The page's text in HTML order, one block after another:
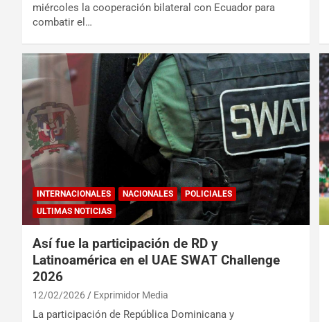
miércoles la cooperación bilateral con Ecuador para
combatir el…
INTERNACIONALES NACIONALES
POLICIALES
ULTIMAS NOTICIAS
Así fue la participación de RD y
Latinoamérica en el UAE SWAT Challenge
2026
12/02/2026 Exprimidor Media
La participación de República Dominicana y